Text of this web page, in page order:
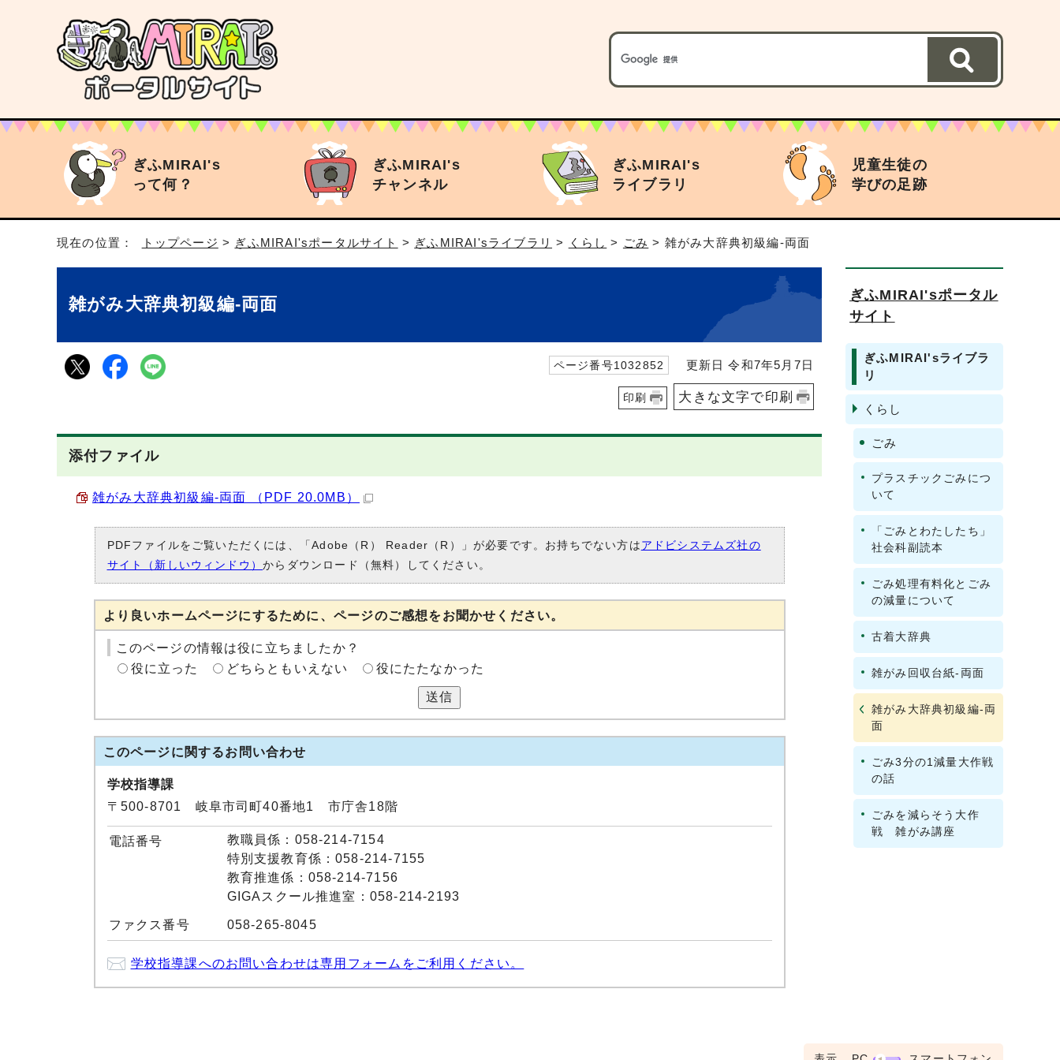
ぎふMIRAI's
って何？
ぎふMIRAI's
チャンネル
ぎふMIRAI's
ライブラリ
児童生徒の
学びの足跡
現在の位置： トップページ > ぎふMIRAI'sポータルサイト > ぎふMIRAI'sライブラリ > くらし > ごみ > 雑がみ大辞典初級編‐両面
雑がみ大辞典初級編‐両面
ページ番号1032852 更新日 令和7年5月7日
印刷 大きな文字で印刷
添付ファイル
雑がみ大辞典初級編‐両面 （PDF 20.0MB）
PDFファイルをご覧いただくには、「Adobe（R） Reader（R）」が必要です。お持ちでない方はアドビシステムズ社の
サイト（新しいウィンドウ）からダウンロード（無料）してください。
より良いホームページにするために、ページのご感想をお聞かせください。
このページの情報は役に立ちましたか？
役に立った
どちらともいえない 役にたたなかった
送信
このページに関するお問い合わせ
学校指導課
〒500-8701 岐阜市司町40番地1 市庁舎18階
電話番号
教職員係：058-214-7154
特別支援教育係：058-214-7155
教育推進係：058-214-7156
GIGAスクール推進室：058-214-2193
ファクス番号 058-265-8045
学校指導課へのお問い合わせは専用フォームをご利用ください。
ぎふMIRAI'sポータル
サイト
ぎふMIRAI'sライブラ
リ
くらし
ごみ
プラスチックごみにつ
いて
「ごみとわたしたち」
社会科副読本
ごみ処理有料化とごみ
の減量について
古着大辞典
雑がみ回収台紙-両面
雑がみ大辞典初級編‐両
面
ごみ3分の1減量大作戦
の話
ごみを減らそう大作
戦 雑がみ講座